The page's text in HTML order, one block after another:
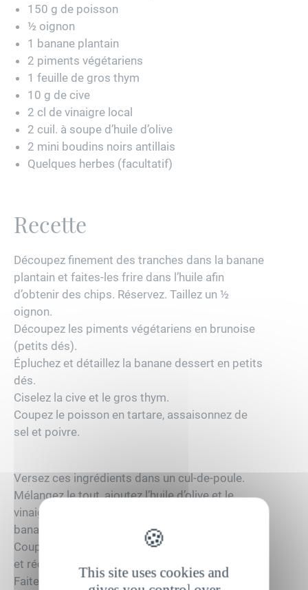
150 g de poisson
½ oignon
1 banane plantain
2 piments végétariens
1 feuille de gros thym
10 g de cive
2 cl de vinaigre local
2 cuil. à soupe d’huile d’olive
2 mini boudins noirs antillais
Quelques herbes (facultatif)
Recette
Découpez finement des tranches dans la banane
plantain et faites-les frire dans l’huile afin
d’obtenir des chips. Réservez. Taillez un ½
oignon.
Découpez les piments végétariens en brunoise
(petits dés).
Épluchez et détaillez la banane dessert en petits
dés.
Ciselez la cive et le gros thym.
Coupez le poisson en tartare, assaisonnez de
sel et poivre.
Versez ces ingrédients dans un cul-de-poule.
Mélangez le tout, ajoutez l’huile d’olive et le
vinaigre et déposez la garniture sur la peau de la
banane.
Coupez les boudins dans le sens de la longueur
et récupérez la chair.
Faites chauffer 5 minutes à la poêle et réservez
This site uses cookies and